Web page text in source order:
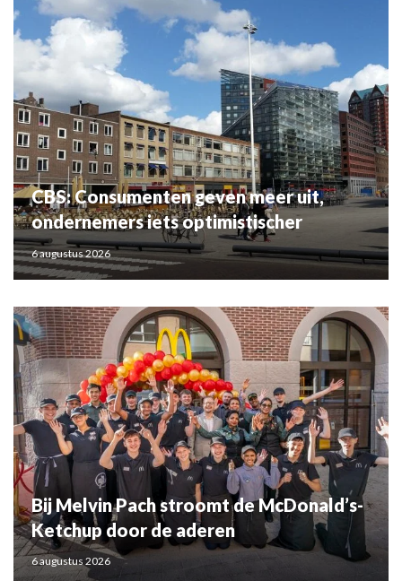
CBS: Consumenten geven meer uit,
ondernemers iets optimistischer
6 augustus 2026
Bij Melvin Pach stroomt de McDonald’s-
Ketchup door de aderen
6 augustus 2026